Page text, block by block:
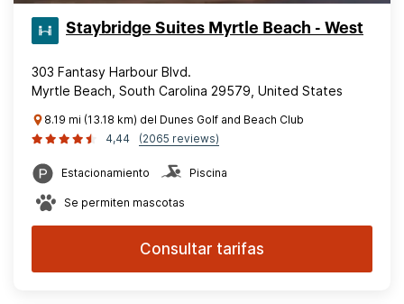
Staybridge Suites Myrtle Beach - West
303 Fantasy Harbour Blvd.
Myrtle Beach, South Carolina 29579, United States
8.19 mi (13.18 km) del Dunes Golf and Beach Club
4,44
(2065 reviews)
Estacionamiento Piscina
Se permiten mascotas
Consultar tarifas